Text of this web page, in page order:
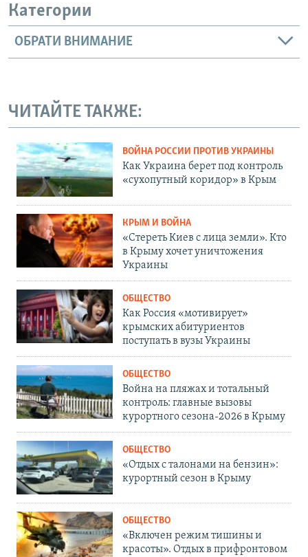
Категории
ОБРАТИ ВНИМАНИЕ
ЧИТАЙТЕ ТАКЖЕ:
ВОЙНА РОССИИ ПРОТИВ УКРАИНЫ
Как Украина берет под контроль
«сухопутный коридор» в Крым
КРЫМ И ВОЙНА
«Стереть Киев с лица земли». Кто
в Крыму хочет уничтожения
Украины
ОБЩЕСТВО
Как Россия «мотивирует»
крымских абитуриентов
поступать в вузы Украины
ОБЩЕСТВО
Война на пляжах и тотальный
контроль: главные вызовы
курортного сезона-2026 в Крыму
ОБЩЕСТВО
«Отдых с талонами на бензин»:
курортный сезон в Крыму
ОБЩЕСТВО
«Включен режим тишины и
красоты». Отдых в прифронтовом